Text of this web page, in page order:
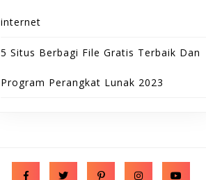
internet
5 Situs Berbagi File Gratis Terbaik Dan
Program Perangkat Lunak 2023
Facebook Twitter Pinterest Instagram